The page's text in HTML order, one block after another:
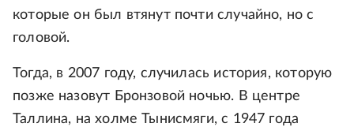
которые он был втянут почти случайно, но с
головой.
Тогда, в 2007 году, случилась история, которую
позже назовут Бронзовой ночью. В центре
Таллина, на холме Тынисмяги, с 1947 года